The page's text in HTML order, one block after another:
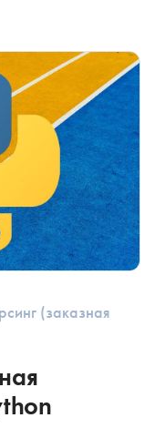
(заказная